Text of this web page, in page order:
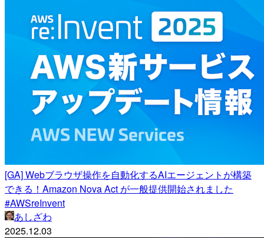
[GA] Webブラウザ操作を自動化するAIエージェントが構築
できる！Amazon Nova Act が一般提供開始されました
#AWSreInvent
あしざわ
2025.12.03